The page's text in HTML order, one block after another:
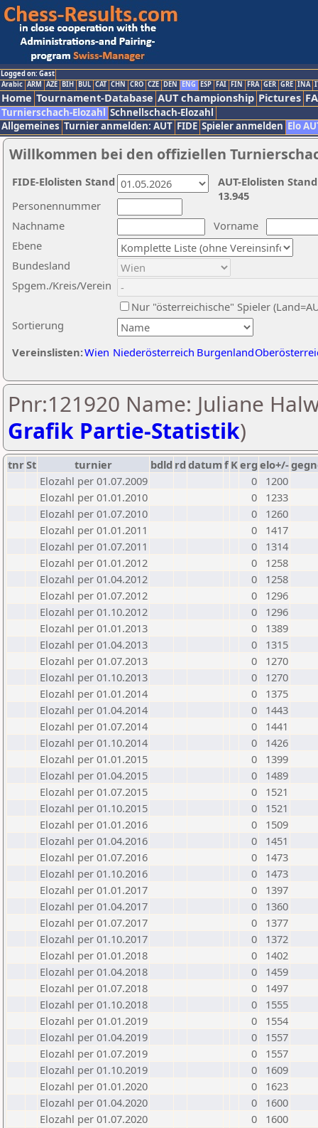
Logged on: Gast
Arabic ARM AZE BIH BUL CAT CHN CRO CZE DEN ENG ESP FAI FIN FRA GER GRE INA
Home Tournament-Database AUT championship Pictures
Turnierschach-Elozahl Schnellschach-Elozahl
Allgemeines Turnier anmelden: AUT FIDE Spieler anmelden Elo
Willkommen bei den offiziellen
Nachname
Vorname
Ebene
Sortierung
Personennummer
Bundesland
Spgem./Kreis/Verein
Nur "österreichische" Spieler
Vereinslisten:Wien Niederösterreich Burgenland
AUT-Elolisten
13.945
FIDE-Elolisten Stand
Pnr:121920 Name: Juliane
Grafik Partie-Statistik)
tnrSt turnier bdld rd datumf Kerg elo+/-
Elozahl per 01.07.2009
0
1200
Elozahl per 01.01.2010
0
1233
Elozahl per 01.07.2010
0
1260
Elozahl per 01.01.2011
0
1417
Elozahl per 01.07.2011
0
1314
Elozahl per 01.01.2012
0
1258
Elozahl per 01.04.2012
0
1258
Elozahl per 01.07.2012
0
1296
Elozahl per 01.10.2012
0
1296
Elozahl per 01.01.2013
0
1389
Elozahl per 01.04.2013
0
1315
Elozahl per 01.07.2013
0
1270
Elozahl per 01.10.2013
0
1270
Elozahl per 01.01.2014
0
1375
Elozahl per 01.04.2014
0
1443
Elozahl per 01.07.2014
0
1441
Elozahl per 01.10.2014
0
1426
Elozahl per 01.01.2015
0
1399
Elozahl per 01.04.2015
0
1489
Elozahl per 01.07.2015
0
1521
Elozahl per 01.10.2015
0
1521
Elozahl per 01.01.2016
0
1509
Elozahl per 01.04.2016
0
1451
Elozahl per 01.07.2016
0
1473
Elozahl per 01.10.2016
0
1473
Elozahl per 01.01.2017
0
1397
Elozahl per 01.04.2017
0
1360
Elozahl per 01.07.2017
0
1377
Elozahl per 01.10.2017
0
1372
Elozahl per 01.01.2018
0
1402
Elozahl per 01.04.2018
0
1459
Elozahl per 01.07.2018
0
1497
Elozahl per 01.10.2018
0
1555
Elozahl per 01.01.2019
0
1554
Elozahl per 01.04.2019
0
1557
Elozahl per 01.07.2019
0
1557
Elozahl per 01.10.2019
0
1609
Elozahl per 01.01.2020
0
1623
Elozahl per 01.04.2020
0
1600
Elozahl per 01.07.2020
0
1600